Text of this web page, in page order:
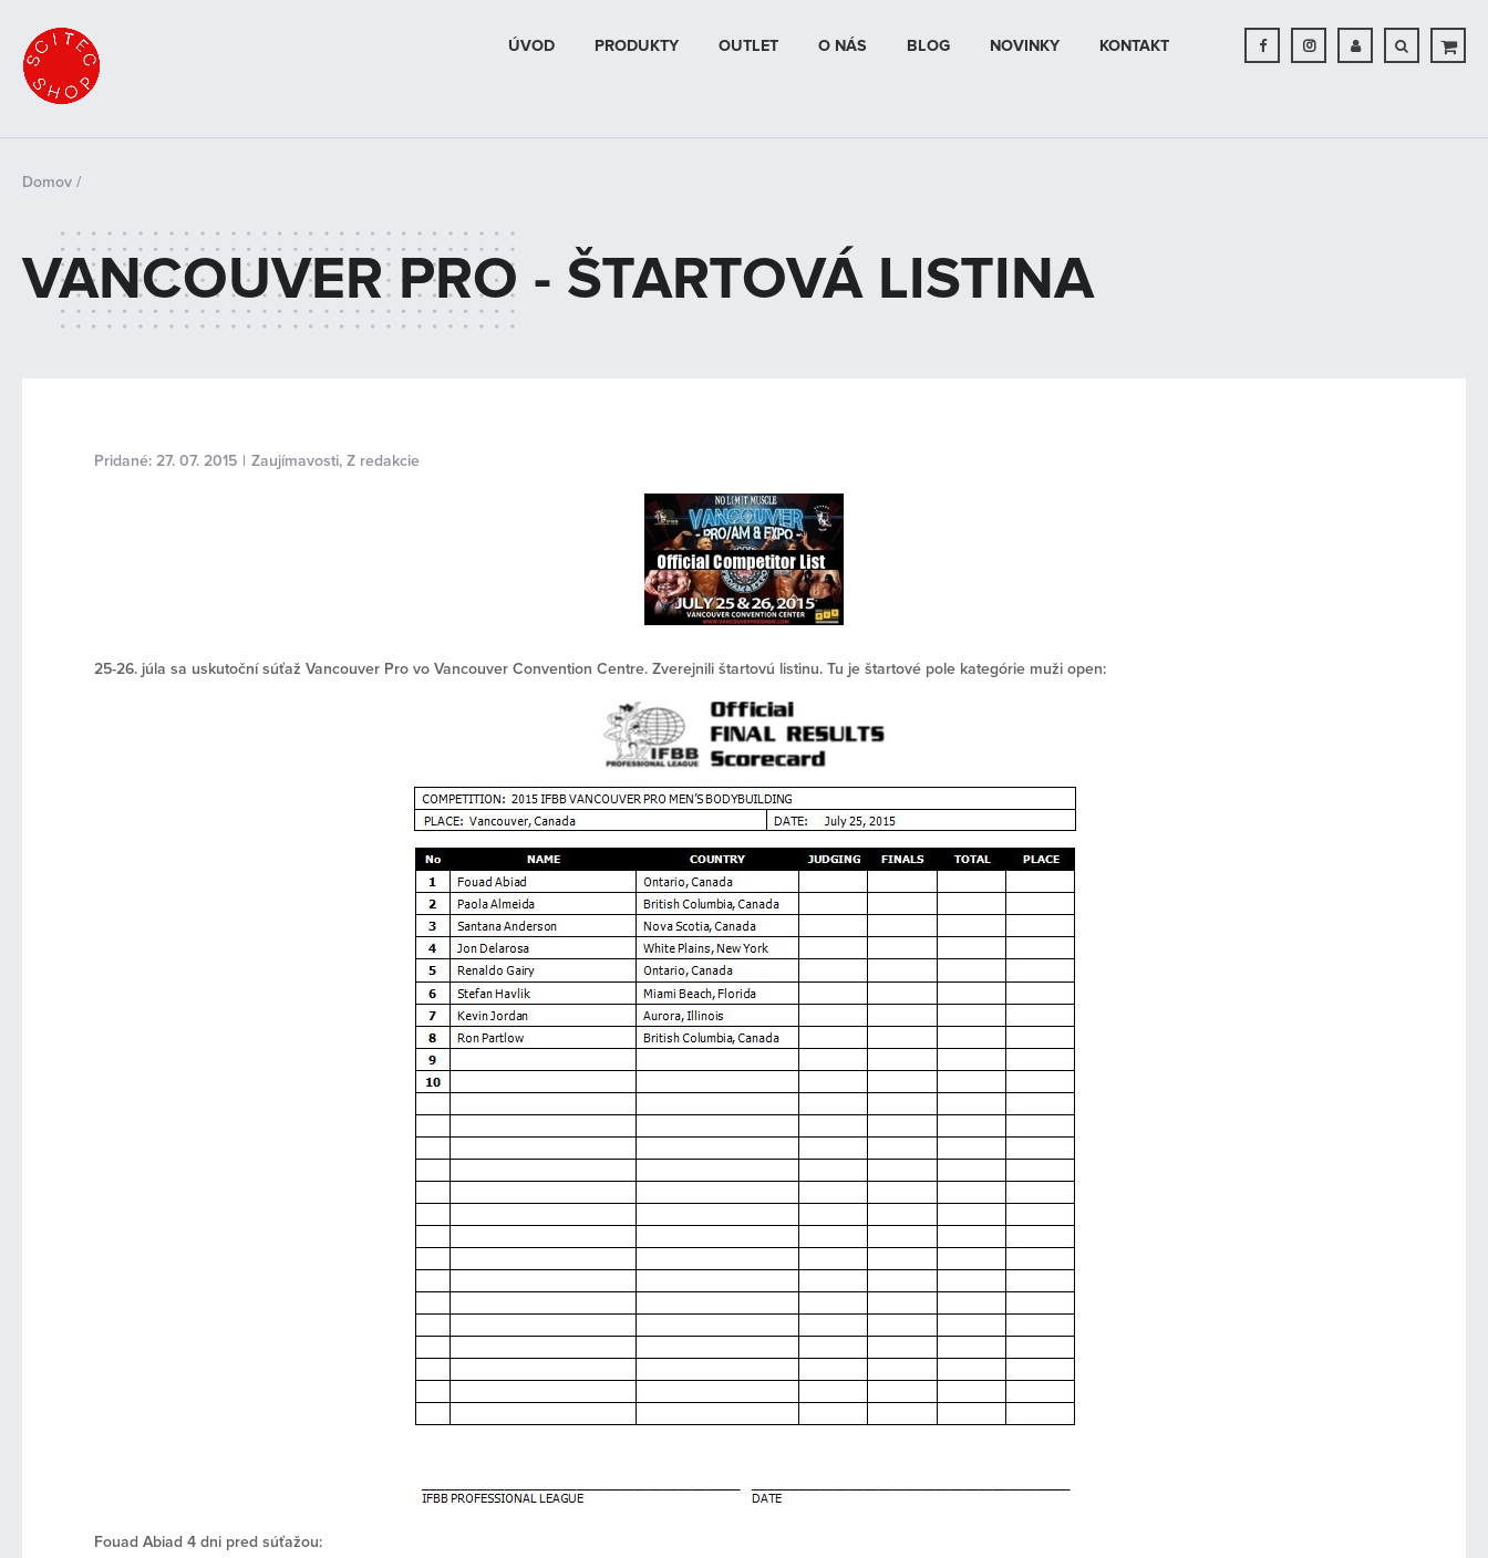





ÚVOD PRODUKTY OUTLET O NÁS BLOG NOVINKY KONTAKT
Nachádzate sa tu
Domov /
VANCOUVER PRO - ŠTARTOVÁ LISTINA
Pridané: 27. 07. 2015 | Zaujímavosti,Z redakcie
25-26. júla sa uskutoční súťaž Vancouver Pro vo Vancouver Convention Centre. Zverejnili štartovú listinu. Tu je štartové pole kategórie muži open:
Fouad Abiad 4 dni pred súťažou: